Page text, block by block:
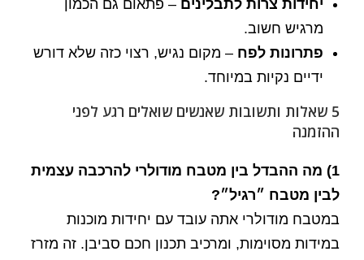
יחידות צרות לתבלינים – פתאום גם הכמון
מרגיש חשוב.
פתרונות לפח – מקום נגיש, רצוי כזה שלא דורש
ידיים נקיות במיוחד.
5 שאלות ותשובות שאנשים שואלים רגע לפני
ההזמנה
1) מה ההבדל בין מטבח מודולרי להרכבה עצמית
לבין מטבח ״רגיל״?
במטבח מודולרי אתה עובד עם יחידות מוכנות
במידות מסוימות, ומרכיב תכנון חכם סביבן. זה מזרז